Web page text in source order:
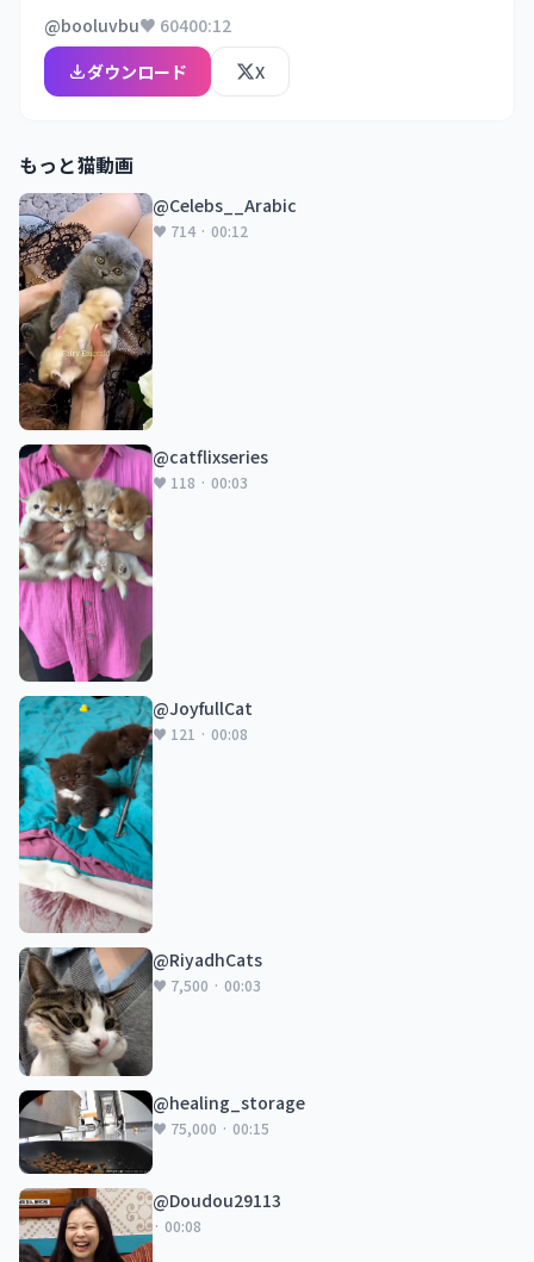
@booluvbu♥ 60400:12
ダウンロード
X
もっと猫動画
@Celebs__Arabic
♥ 714 · 00:12
@catflixseries
♥ 118 · 00:03
@JoyfullCat
♥ 121 · 00:08
@RiyadhCats
♥ 7,500 · 00:03
@healing_storage
♥ 75,000 · 00:15
@Doudou29113
· 00:08